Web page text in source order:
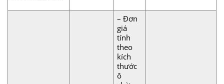
– Đơn
giá
tính
theo
kích
thước
ô